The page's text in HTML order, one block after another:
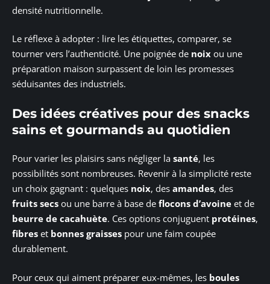
densité nutritionnelle.
Le réflexe à adopter : lire les étiquettes, comparer, se
tourner vers l’authenticité. Une poignée de noix ou une
préparation maison surpassent de loin les promesses
séduisantes des industriels.
Des idées créatives pour des snacks
sains et gourmands au quotidien
Pour varier les plaisirs sans négliger la santé, les
possibilités sont nombreuses. Revenir à la simplicité reste
un choix gagnant : quelques noix, des amandes, des
fruits secs ou une barre à base de flocons d’avoine et de
beurre de cacahuète. Ces options conjuguent protéines,
fibres et bonnes graisses pour une faim coupée
durablement.
Pour ceux qui aiment préparer eux-mêmes, les boules